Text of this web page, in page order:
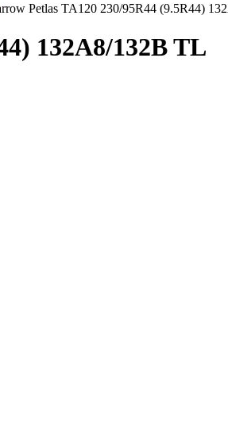
Petlas TA120 230/95R44 (9.5R44)
132A8/132B TL